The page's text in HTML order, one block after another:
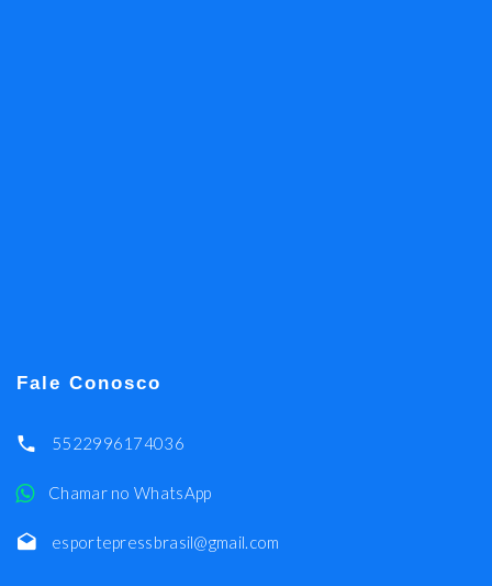
Fale Conosco
5522996174036
Chamar no WhatsApp
esportepressbrasil@gmail.com